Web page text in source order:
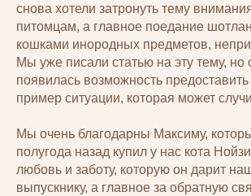
снова хотели затронуть тему
питомцам, а главное поедание
кошками инородных предметов,
Мы уже писали статью на эту тему, но
появилась возможность
пример ситуации, которая может
Мы очень благодарны Максиму,
полугода назад купил у нас кота
любовь и заботу, которую он дарит
выпускнику, а главное за обратную